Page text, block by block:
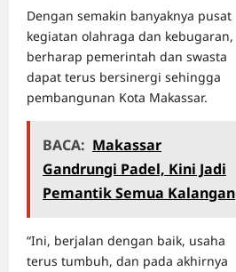
Dengan semakin banyaknya pusat
kegiatan olahraga dan kebugaran,
berharap pemerintah dan swasta
dapat terus bersinergi sehingga
pembangunan Kota Makassar.
BACA: Makassar
Gandrungi Padel, Kini Jadi
Pemantik Semua Kalangan
“Ini, berjalan dengan baik, usaha
terus tumbuh, dan pada akhirnya